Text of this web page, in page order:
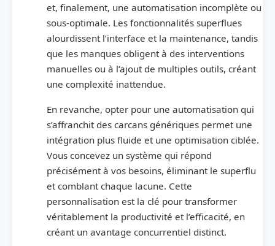
et, finalement, une automatisation incomplète ou
sous-optimale. Les fonctionnalités superflues
alourdissent l’interface et la maintenance, tandis
que les manques obligent à des interventions
manuelles ou à l’ajout de multiples outils, créant
une complexité inattendue.
En revanche, opter pour une automatisation qui
s’affranchit des carcans génériques permet une
intégration plus fluide et une optimisation ciblée.
Vous concevez un système qui répond
précisément à vos besoins, éliminant le superflu
et comblant chaque lacune. Cette
personnalisation est la clé pour transformer
véritablement la productivité et l’efficacité, en
créant un avantage concurrentiel distinct.